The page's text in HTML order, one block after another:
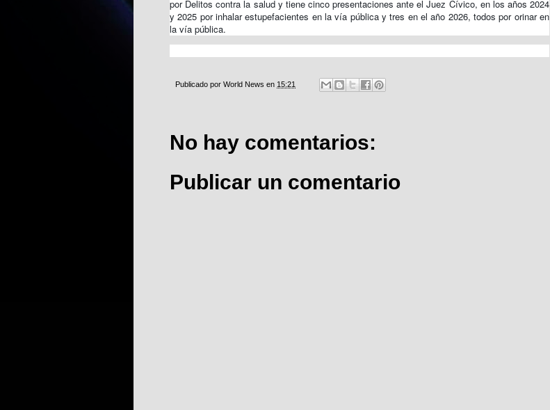
por Delitos contra la salud y tiene cinco presentaciones ante el Juez Cívico, en los años 2024
y 2025 por inhalar estupefacientes en la vía pública y tres en el año 2026, todos por orinar en
la vía pública.
Publicado por World News en 15:21
No hay comentarios:
Publicar un comentario